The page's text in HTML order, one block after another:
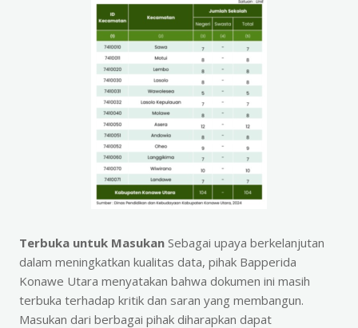
Terbuka untuk Masukan Sebagai upaya berkelanjutan
dalam meningkatkan kualitas data, pihak Bapperida
Konawe Utara menyatakan bahwa dokumen ini masih
terbuka terhadap kritik dan saran yang membangun.
Masukan dari berbagai pihak diharapkan dapat